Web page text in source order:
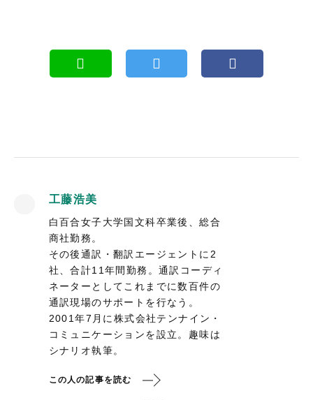
工藤浩美
白百合女子大学国文科卒業後、総合
商社勤務。
その後通訳・翻訳エージェントに2
社、合計11年間勤務。通訳コーディ
ネーターとしてこれまでに数百件の
通訳現場のサポートを行なう。
2001年7月に株式会社テンナイン・
コミュニケーションを設立。趣味は
シナリオ執筆。
この人の記事を読む